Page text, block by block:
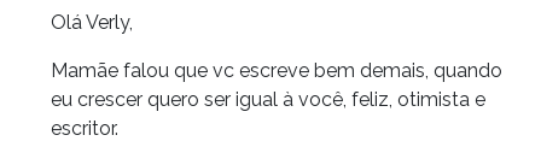
Olá Verly,
Mamãe falou que vc escreve bem demais, quando
eu crescer quero ser igual à você, feliz, otimista e
escritor.